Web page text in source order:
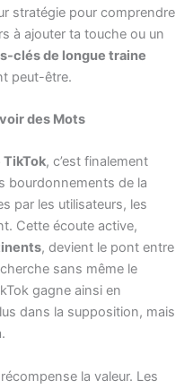
stratégie pour comprendre
à ajouter ta touche ou un
clés de longue traine
peut-être.
des Mots
, c’est finalement
bourdonnements de la
par les utilisateurs, les
Cette écoute active,
, devient le pont entre
sans même le
gagne ainsi en
dans la supposition, mais
la valeur. Les